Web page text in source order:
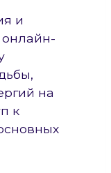
и
на
к